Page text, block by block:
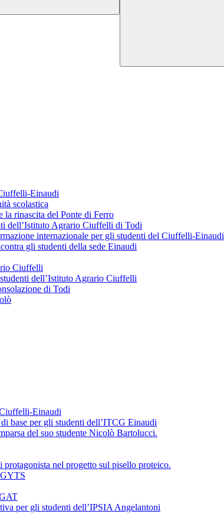
Einaudi
scolastica
la rinascita del Ponte di Ferro
dell’Istituto Agrario Ciuffelli di Todi
internazionale per gli studenti del Ciuffelli-Einaudi
gli studenti della sede Einaudi
Ciuffelli
dell’Istituto Agrario Ciuffelli
di Todi
Einaudi
base per gli studenti dell’ITCG Einaudi
del suo studente Nicolò Bartolucci.
nel progetto sul pisello proteico.
per gli studenti dell’IPSIA Angelantoni